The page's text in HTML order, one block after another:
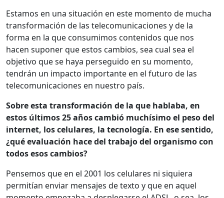
Estamos en una situación en este momento de mucha
transformación de las telecomunicaciones y de la
forma en la que consumimos contenidos que nos
hacen suponer que estos cambios, sea cual sea el
objetivo que se haya perseguido en su momento,
tendrán un impacto importante en el futuro de las
telecomunicaciones en nuestro país.
Sobre esta transformación de la que hablaba, en
estos últimos 25 años cambió muchísimo el peso del
internet, los celulares, la tecnología. En ese sentido,
¿qué evaluación hace del trabajo del organismo con
todos esos cambios?
Pensemos que en el 2001 los celulares ni siquiera
permitían enviar mensajes de texto y que en aquel